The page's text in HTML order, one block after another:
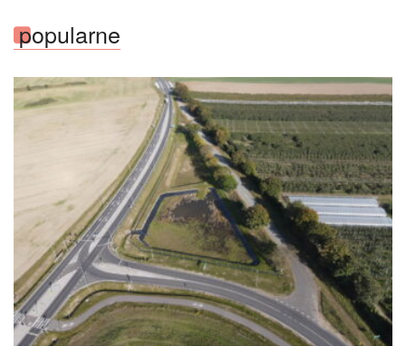
popularne